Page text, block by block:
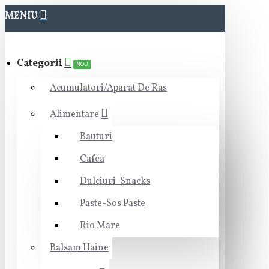
MENIU
Categorii NOU
Acumulatori/Aparat De Ras
Alimentare
Bauturi
Cafea
Dulciuri-Snacks
Paste-Sos Paste
Rio Mare
Balsam Haine